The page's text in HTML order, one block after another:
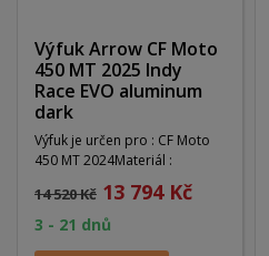
Výfuk Arrow CF Moto
450 MT 2025 Indy
Race EVO aluminum
dark
Výfuk je určen pro : CF Moto
450 MT 2024Materiál :
aluminum darkHomologace :
ANODélka : 250Váha :...
14 520 Kč 13 794 Kč
3 - 21 dnů